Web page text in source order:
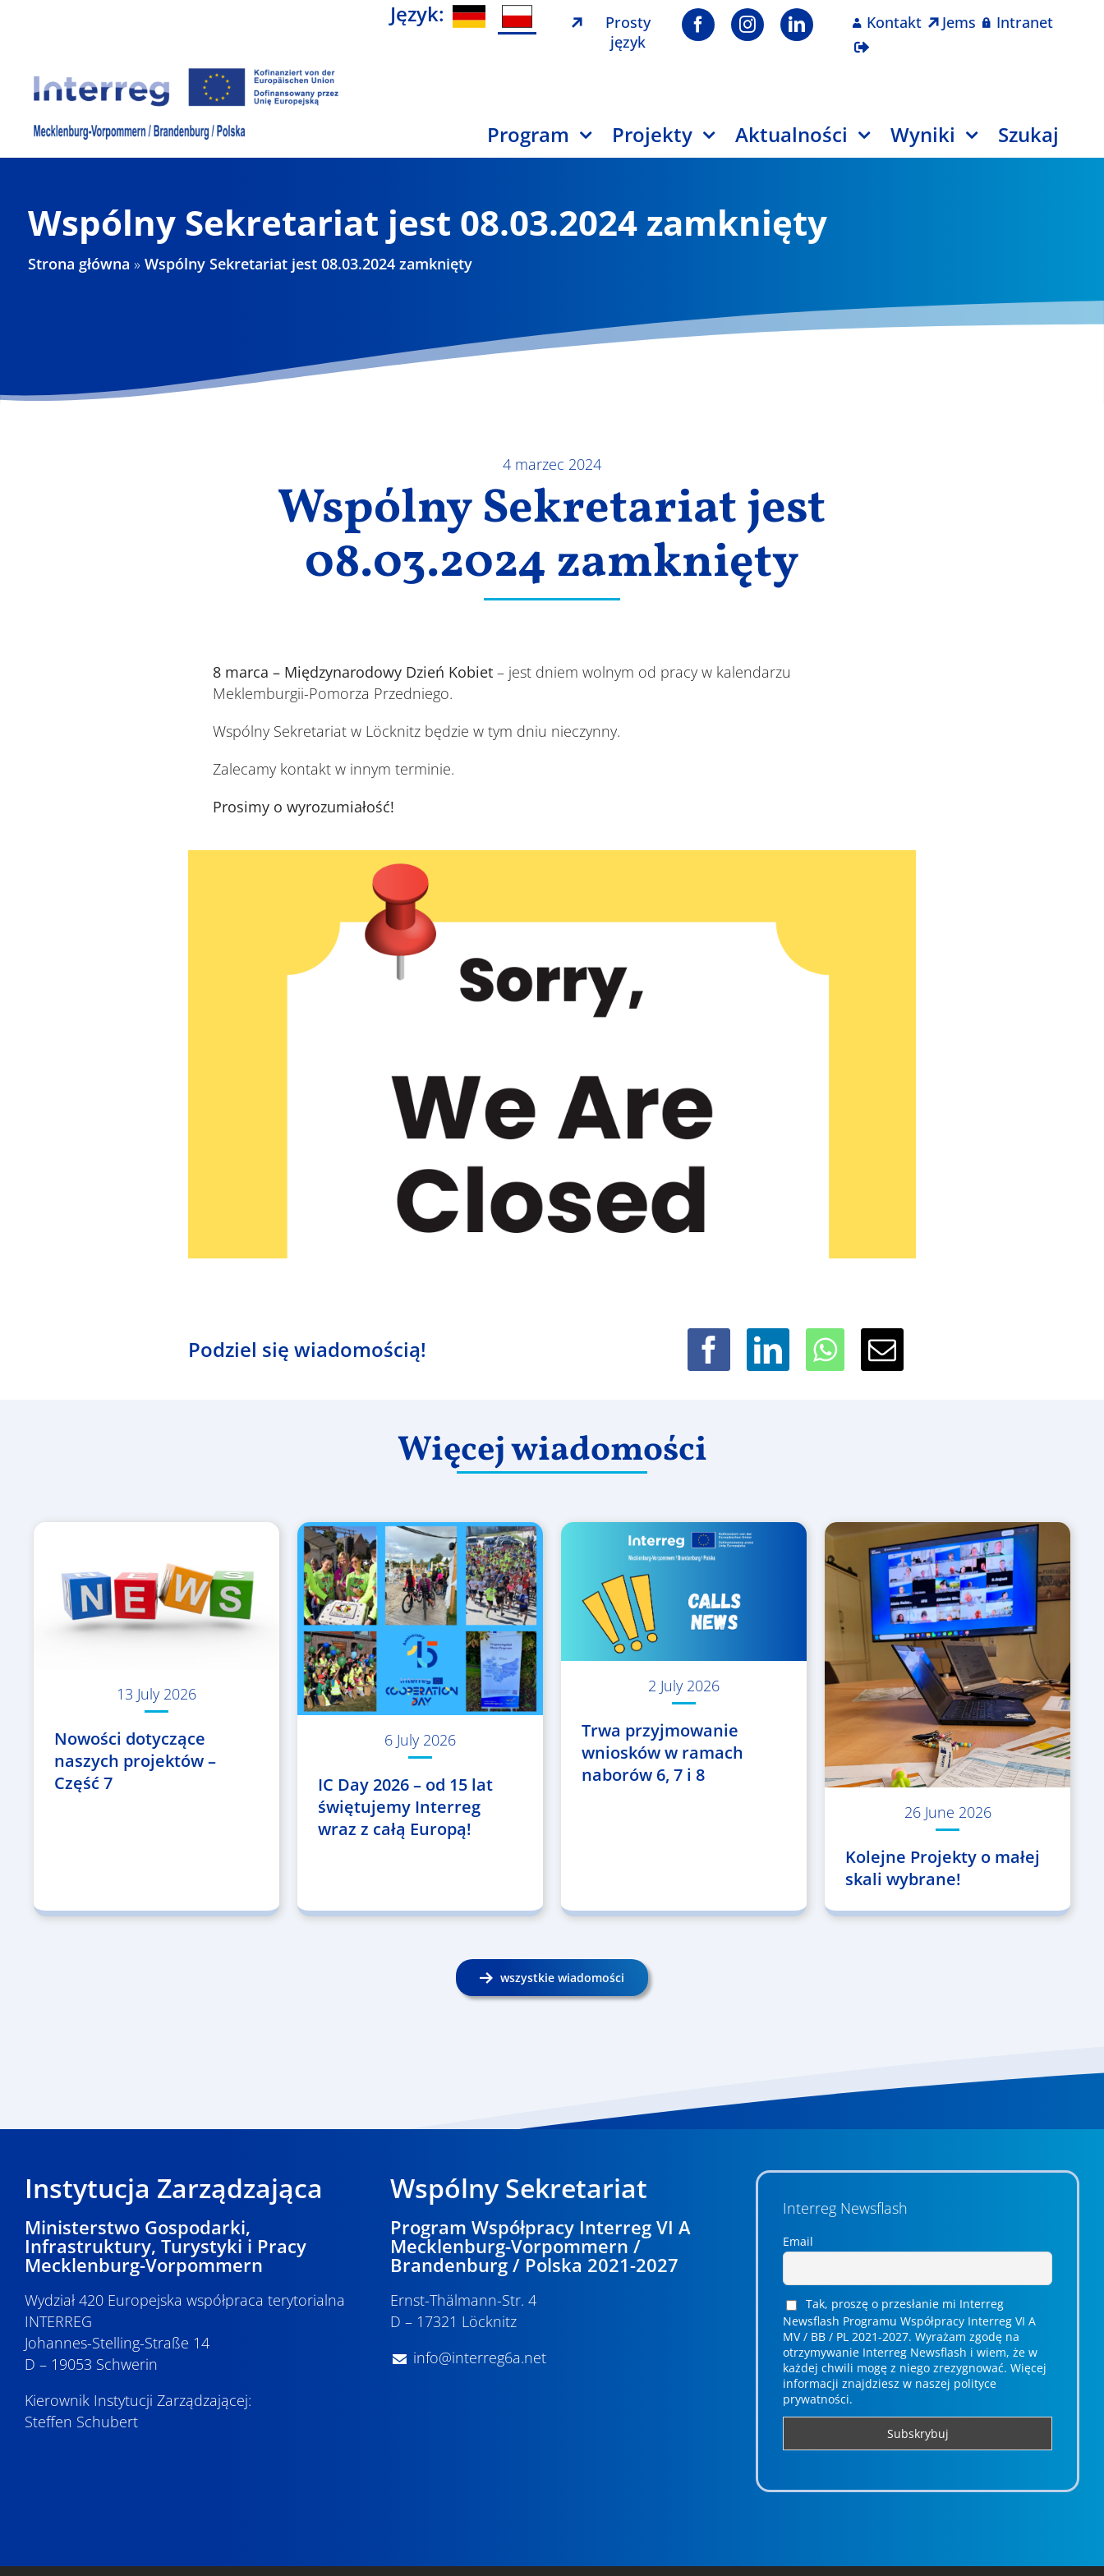
Język:
Prosty
język
Kontakt Jems Intranet
Program Projekty Aktualności Wyniki Szukaj
Wspólny Sekretariat jest 08.03.2024 zamknięty
Strona główna »Wspólny Sekretariat jest 08.03.2024 zamknięty
4 marzec 2024
Wspólny Sekretariat jest
08.03.2024 zamknięty
8 marca – Międzynarodowy Dzień Kobiet – jest dniem wolnym od pracy w kalendarzu
Meklemburgii-Pomorza Przedniego.
Wspólny Sekretariat w Löcknitz będzie w tym dniu nieczynny.
Zalecamy kontakt w innym terminie.
Prosimy o wyrozumiałość!
Podziel się wiadomością!
Więcej wiadomości
13 July 2026
Nowości dotyczące
naszych projektów –
Część 7
6 July 2026
IC Day 2026 – od 15 lat
świętujemy Interreg
wraz z całą Europą!
2 July 2026
Trwa przyjmowanie
wniosków w ramach
naborów 6, 7 i 8
26 June 2026
Kolejne Projekty o małej
skali wybrane!
wszystkie wiadomości
Instytucja Zarządzająca
Ministerstwo Gospodarki,
Infrastruktury, Turystyki i Pracy
Mecklenburg-Vorpommern
Wydział 420 Europejska współpraca terytorialna
INTERREG
Johannes-Stelling-Straße 14
D – 19053 Schwerin
Kierownik Instytucji Zarządzającej:
Steffen Schubert
Wspólny Sekretariat
Program Współpracy Interreg VI A
Mecklenburg-Vorpommern /
Brandenburg / Polska 2021-2027
Ernst-Thälmann-Str. 4
D – 17321 Löcknitz
info@interreg6a.net
Interreg Newsflash
Email
Tak, proszę o przesłanie mi Interreg
Newsflash Programu Współpracy Interreg VI A
MV / BB / PL 2021-2027. Wyrażam zgodę na
otrzymywanie Interreg Newsflash i wiem, że w
każdej chwili mogę z niego zrezygnować. ­­Więcej
informacji znajdziesz w naszej polityce
prywatności.